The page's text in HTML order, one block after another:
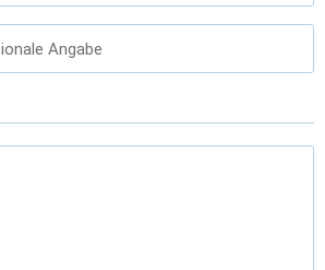
Angabe